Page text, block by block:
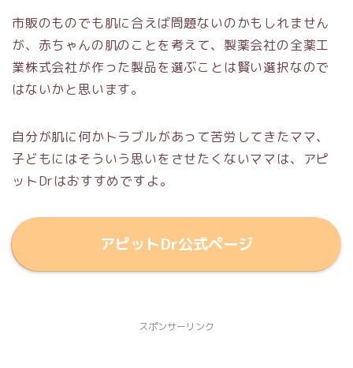
市販のものでも肌に合えば問題ないのかもしれません
が、赤ちゃんの肌のことを考えて、製薬会社の全薬工
業株式会社が作った製品を選ぶことは賢い選択なので
はないかと思います。
自分が肌に何かトラブルがあって苦労してきたママ、
子どもにはそういう思いをさせたくないママは、アピ
ットDrはおすすめですよ。
アピットDr公式ページ
スポンサーリンク